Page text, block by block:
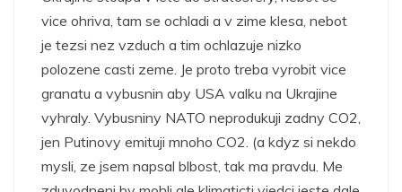
vice ohriva, tam se ochladi a v zime klesa, nebot
je tezsi nez vzduch a tim ochlazuje nizko
polozene casti zeme. Je proto treba vyrobit vice
granatu a vybusnin aby USA valku na Ukrajine
vyhraly. Vybusniny NATO neprodukuji zadny CO2,
jen Putinovy emituji mnoho CO2. (a kdyz si nekdo
mysli, ze jsem napsal blbost, tak ma pravdu. Me